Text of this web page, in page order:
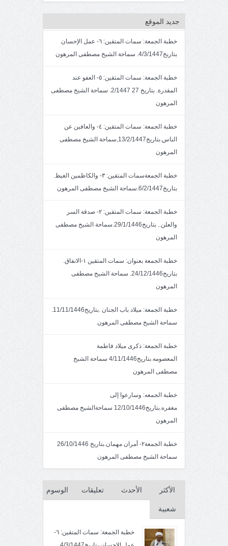
جديد الموقع
خطبة الجمعة: سمات المتقين: ٦- عمل الإحسان
بتاريخ4/3/1447. سماحة الشيخ مصطفى المرهون
خطبة الجمعة: سمات المتقين: ٥- العفو عند
المقدرة. بتاريخ 27 2/1447. سماحة الشيخ مصطفى
المرهون
خطبة الجمعة: سمات المتقين: ٤- والعافين عن
الناس.بتاريخ13/2/1447,سماحة الشيخ مصطفى
المرهون
خطبة الجمعةسمات المتقين: ٣- والكاظمين الغيظ.
بتاريخ6/2/1447.سماحة الشيخ مصطفى المرهون
خطبة الجمعة: سمات المتقين: ٢- صدقة السر
والعلن.. بتاريخ29/1/1446.سماحة الشيخ مصطفى
المرهون
خطبة الجمعة بعنوان: سمات المتقين ١-الانفاق.
بتاريخ24/12/1446. سماحة الشيخ مصطفى
المرهون
خطبة الجمعة: ميلاد باب الجنان .بتاريخ11/11/1446.
سماحة الشيخ مصطفى المرهون
خطبة الجمعة: ذكرى ميلاد فاطمة
المعصومه.بتاريخ4/11/1446 سماحة الشيخ
مصطفى المرهون
خطبة الجمعه: وسارعوا إلى
مغفره.بتاريخ12/10/1446 سماحةالشيخ مصطفى
المرهون
خطبة الجمعة٢- أمران مهمان.بتاريخ 26/10/1446
سماحة الشيخ مصطفى المرهون
الأكثر
شعبية
الأحدث تعليقات الوسوم
خطبة الجمعة: سمات المتقين: ٦-